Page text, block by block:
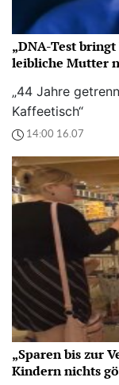
„DNA-Test
leibliche Mutter
„44 Jahre
Kaffeetisch“
14:00 16.07
„Sparen bis zur
Kindern nichts